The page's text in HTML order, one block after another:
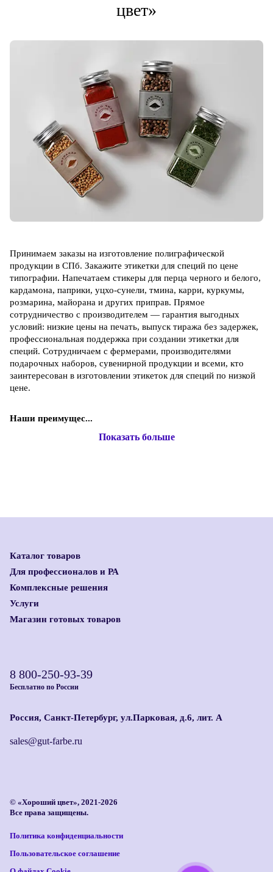
цвет»
Принимаем заказы на изготовление полиграфической
продукции в СПб. Закажите этикетки для специй по цене
типографии. Напечатаем стикеры для перца черного и белого,
кардамона, паприки, уцхо-сунели, тмина, карри, куркумы,
розмарина, майорана и других приправ. Прямое
сотрудничество с производителем — гарантия выгодных
условий: низкие цены на печать, выпуск тиража без задержек,
профессиональная поддержка при создании этикетки для
специй. Сотрудничаем с фермерами, производителями
подарочных наборов, сувенирной продукции и всеми, кто
заинтересован в изготовлении этикеток для специй по низкой
цене.
Наши преимущес...
Показать больше
Каталог товаров
Для профессионалов и РА
Комплексные решения
Услуги
Магазин готовых товаров
8 800-250-93-39
Бесплатно по России
Россия, Санкт-Петербург, ул.Парковая, д.6, лит. А
sales@gut-farbe.ru
© «Хороший цвет», 2021-2026
Все права защищены.
Политика конфиденциальности
Пользовательское соглашение